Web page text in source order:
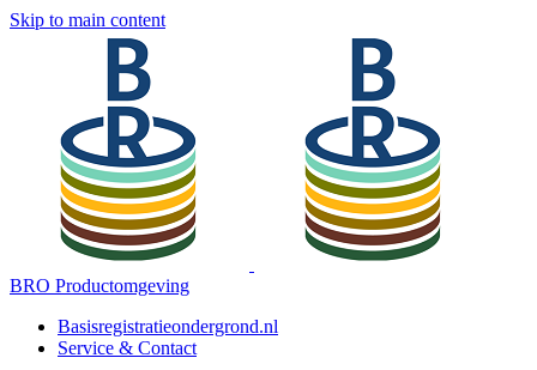
Skip to main content
BRO Productomgeving
Basisregistratieondergrond.nl
Service & Contact